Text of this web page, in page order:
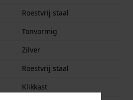
Roestvrij staal
Tonvormig
Zilver
Roestvrij staal
Klikkast